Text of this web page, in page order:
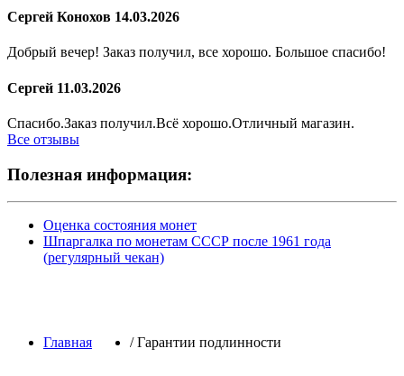
Сергей Конохов 14.03.2026
Добрый вечер! Заказ получил, все хорошо. Большое спасибо!
Сергей 11.03.2026
Спасибо.Заказ получил.Всё хорошо.Отличный магазин.
Все отзывы
Полезная информация:
Оценка состояния монет
Шпаргалка по монетам СССР после 1961 года
(регулярный чекан)
Главная /Гарантии подлинности